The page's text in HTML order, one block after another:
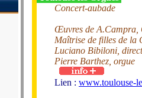
Concert-aubade
Œuvres de
Maîtrise de filles de la
Luciano Bibiloni,
Pierre Barthez, orgue
Lien : www.toulouse-